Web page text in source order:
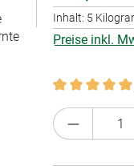
Inhalt: 5
Preise inkl.
Produkt